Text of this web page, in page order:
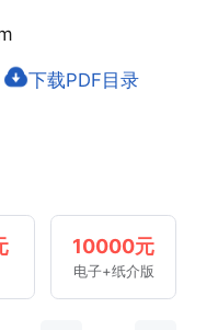
下载PDF目录
10000元
电子+纸介版